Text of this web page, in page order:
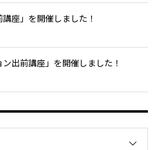
座」を開催しました！
出前講座」を開催しました！